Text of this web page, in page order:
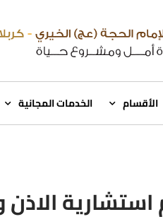
الأقسام الخدمات المجانية
الاذن